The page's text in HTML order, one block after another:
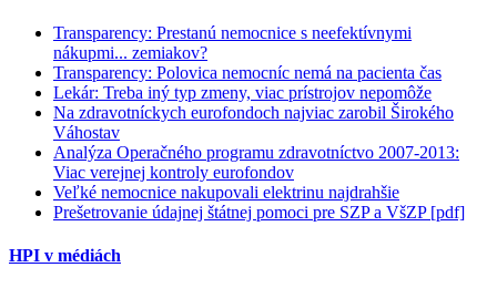
Transparency: Prestanú nemocnice s neefektívnymi
nákupmi... zemiakov?
Transparency: Polovica nemocníc nemá na pacienta čas
Lekár: Treba iný typ zmeny, viac prístrojov nepomôže
Na zdravotníckych eurofondoch najviac zarobil Širokého
Váhostav
Analýza Operačného programu zdravotníctvo 2007-2013:
Viac verejnej kontroly eurofondov
Veľké nemocnice nakupovali elektrinu najdrahšie
Prešetrovanie údajnej štátnej pomoci pre SZP a VšZP [pdf]
HPI v médiách